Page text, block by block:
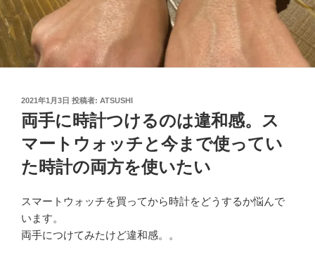
投
稿
日:
2021年1月3日 投稿者: ATSUSHI
両手に時計つけるのは違和感。ス
マートウォッチと今まで使ってい
た時計の両方を使いたい
スマートウォッチを買ってから時計をどうするか悩んで
います。
両手につけてみたけど違和感。。